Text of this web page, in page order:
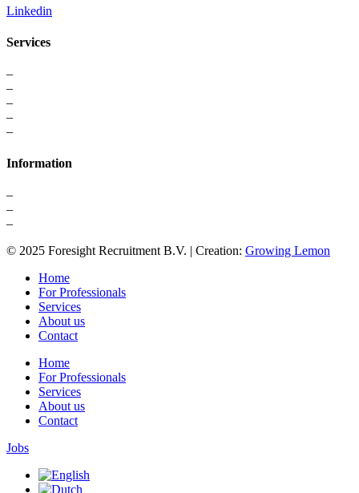
Linkedin
Services
–
–
–
–
–
Information
–
–
–
© 2025 Foresight Recruitment B.V. | Creation: Growing Lemon
Home
For Professionals
Services
About us
Contact
Home
For Professionals
Services
About us
Contact
Jobs